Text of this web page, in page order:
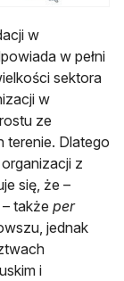
w
w pełni
sektora
w
ze
terenie. Dlatego
z
się, że –
także per
jednak
i